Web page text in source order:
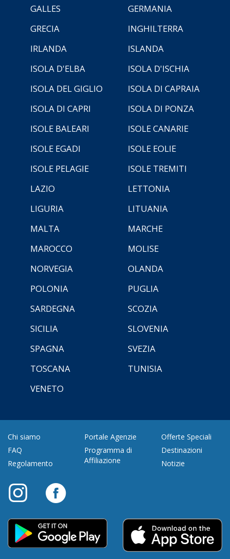
GALLES
GERMANIA
GRECIA
INGHILTERRA
IRLANDA
ISLANDA
ISOLA D'ELBA
ISOLA D'ISCHIA
ISOLA DEL GIGLIO
ISOLA DI CAPRAIA
ISOLA DI CAPRI
ISOLA DI PONZA
ISOLE BALEARI
ISOLE CANARIE
ISOLE EGADI
ISOLE EOLIE
ISOLE PELAGIE
ISOLE TREMITI
LAZIO
LETTONIA
LIGURIA
LITUANIA
MALTA
MARCHE
MAROCCO
MOLISE
NORVEGIA
OLANDA
POLONIA
PUGLIA
SARDEGNA
SCOZIA
SICILIA
SLOVENIA
SPAGNA
SVEZIA
TOSCANA
TUNISIA
VENETO
Chi siamo
FAQ
Regolamento
Portale Agenzie
Programma di
Affiliazione
Offerte Speciali
Destinazioni
Notizie